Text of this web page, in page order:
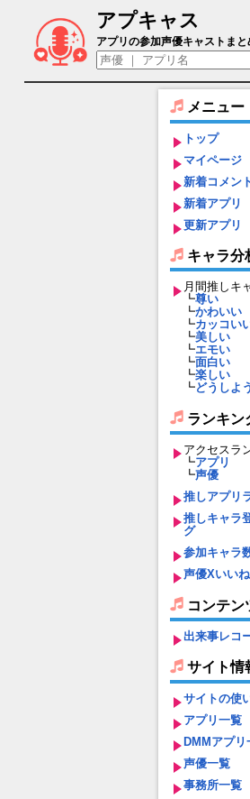
アプキャス
ビアトリス・シマヅ
アプリの参加声優キャストまと
メニュー
トップ
マイページ
新着コメン
新着アプリ
更新アプリ
キャラ分
月間推しキ
┗尊い
┗かわいい
┗カッコい
┗美しい
┗エモい
┗面白い
┗楽しい
┗どうしよ
ランキン
アクセスラ
┗アプリ
┗声優
推しアプリ
推しキャラ
グ
参加キャラ
声優Xいい
コンテン
出来事レコ
サイト情
サイトの使
アプリ一覧
DMMアプリ
声優一覧
事務所一覧